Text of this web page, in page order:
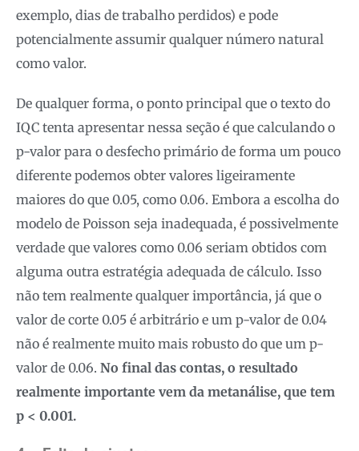
exemplo, dias de trabalho perdidos) e pode
potencialmente assumir qualquer número natural
como valor.
De qualquer forma, o ponto principal que o texto do
IQC tenta apresentar nessa seção é que calculando o
p-valor para o desfecho primário de forma um pouco
diferente podemos obter valores ligeiramente
maiores do que 0.05, como 0.06. Embora a escolha do
modelo de Poisson seja inadequada, é possivelmente
verdade que valores como 0.06 seriam obtidos com
alguma outra estratégia adequada de cálculo. Isso
não tem realmente qualquer importância, já que o
valor de corte 0.05 é arbitrário e um p-valor de 0.04
não é realmente muito mais robusto do que um p-
valor de 0.06. No final das contas, o resultado
realmente importante vem da metanálise, que tem
p < 0.001.